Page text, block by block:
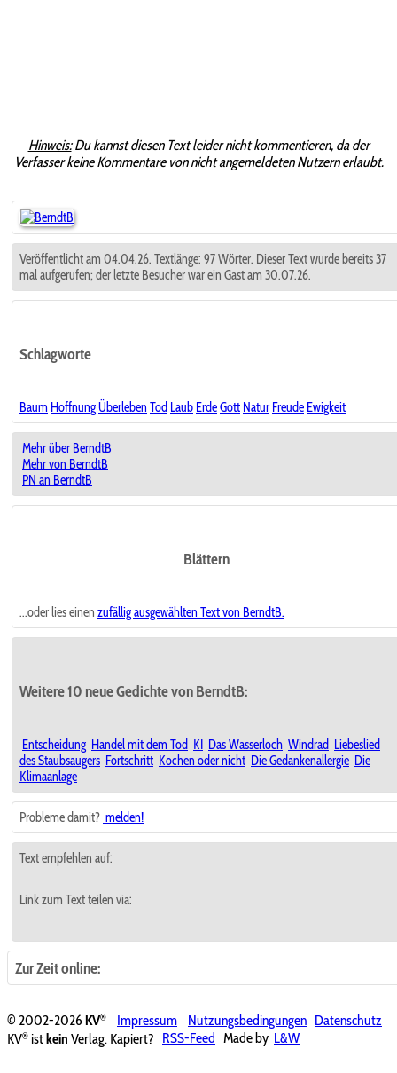
Hinweis:Du kannst diesen Text leider nicht kommentieren, da der
Verfasser keine Kommentare von nicht angemeldeten Nutzern erlaubt.
Veröffentlicht am 04.04.26. Textlänge: 97 Wörter. Dieser Text wurde bereits 37
mal aufgerufen; der letzte Besucher war ein Gast am 30.07.26.
Schlagworte
Baum HoffnungÜberleben Tod Laub ErdeGott Natur Freude Ewigkeit
Mehr über BerndtB
Mehr von BerndtB
PN an BerndtB
Blättern
...oder lies einen zufällig ausgewählten Text von BerndtB.
Weitere 10 neue Gedichte von BerndtB:
Entscheidung Handel mit dem Tod KI Das Wasserloch Windrad Liebeslied
des Staubsaugers Fortschritt Kochen oder nicht Die Gedankenallergie Die
Klimaanlage
Probleme damit? melden!
Text empfehlen auf:
Link zum Text teilen via:
Zur Zeit online:
© 2002-2026KV® Impressum Nutzungsbedingungen Datenschutz
KV® istkein Verlag. Kapiert? RSS-Feed Made by L&W